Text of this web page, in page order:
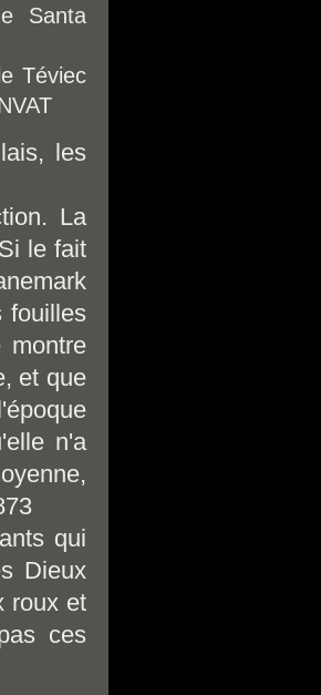
Santa
Téviec
les
La
le fait
fouilles
montre
et que
n'a
qui
Dieux
roux et
ces